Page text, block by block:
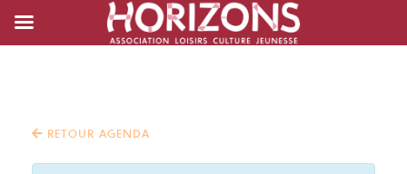
RETOUR AGENDA